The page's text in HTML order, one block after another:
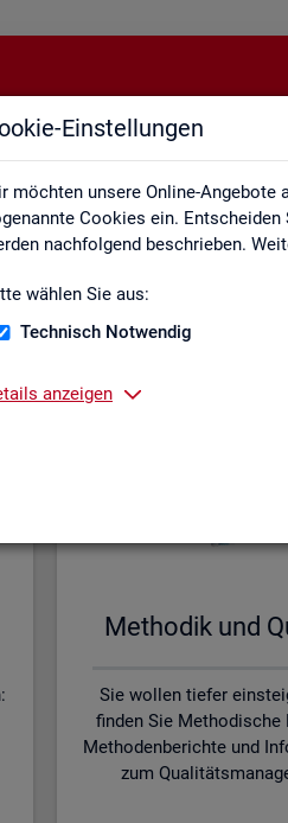
Einstellungen
möchten unsere Online-Angebote
Cookies ein.
nachfolgend beschrieben.
wählen Sie aus:
Technisch Notwendig
anzeigen
Me­tho­dik und
Sie wollen tiefer
finden Sie Methodische
Methodenberichte und
zum